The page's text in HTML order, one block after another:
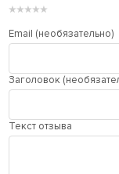
★
★
★
★
★
Email (необязательно)
Заголовок
Текст отзыва